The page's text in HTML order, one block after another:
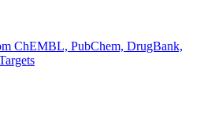
ChEMBL, PubChem, DrugBank,